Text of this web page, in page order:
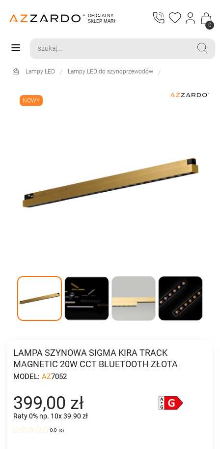
0
Lampy LED Lampy LED do szynoprzewodów
NOWY
LAMPA SZYNOWA SIGMA KIRA TRACK
MAGNETIC 20W CCT BLUETOOTH ZŁOTA
MODEL: AZ7052
399,00 zł
Raty 0% np. 10x 39.90 zł
0.0 (0)